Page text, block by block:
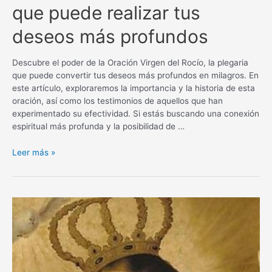
que puede realizar tus
deseos más profundos
Descubre el poder de la Oración Virgen del Rocío, la plegaria
que puede convertir tus deseos más profundos en milagros. En
este artículo, exploraremos la importancia y la historia de esta
oración, así como los testimonios de aquellos que han
experimentado su efectividad. Si estás buscando una conexión
espiritual más profunda y la posibilidad de …
Oración
del
para
un
milagro:
La
plegaria
Leer más »